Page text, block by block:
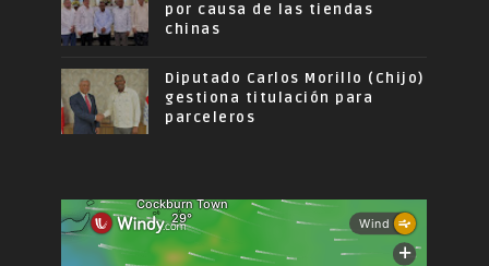
por causa de las tiendas
chinas
Diputado Carlos Morillo (Chijo)
gestiona titulación para
parceleros